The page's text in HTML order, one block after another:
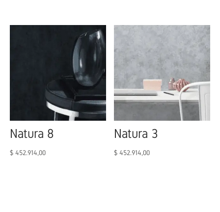
Natura 8
$ 452.914,00
Natura 3
$ 452.914,00